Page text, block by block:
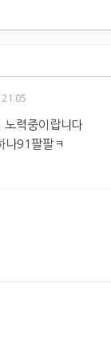
력중이랍니다
나91팔팔ㅋ